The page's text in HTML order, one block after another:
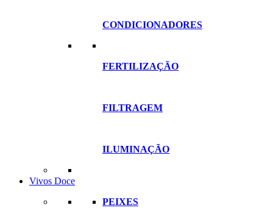
CONDICIONADORES
FERTILIZAÇÃO
FILTRAGEM
ILUMINAÇÃO
Vivos Doce
PEIXES